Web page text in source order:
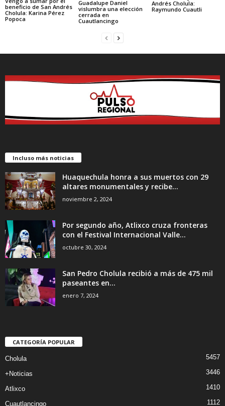
beneficio de San Andrés
Cholula: Karina Pérez
Popoca
Guadalupe Daniel
vislumbra una elección
cerrada en
Cuautlancingo
Andrés Cholula:
Raymundo Cuautli
Incluso más noticias
Huaquechula honra a sus muertos con 29
altares monumentales y recibe...
noviembre 2, 2024
Por segundo año, Atlixco cruza fronteras
con el Festival Internacional Valle...
octubre 30, 2024
San Pedro Cholula recibió a más de 475 mil
paseantes en...
enero 7, 2024
CATEGORÍA POPULAR
Cholula 5457
+Noticias 3446
Atlixco 1410
Cuautlancingo 1112